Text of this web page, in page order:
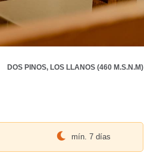
DOS PINOS, LOS LLANOS (460 M.S.N.M)
mín. 7 días